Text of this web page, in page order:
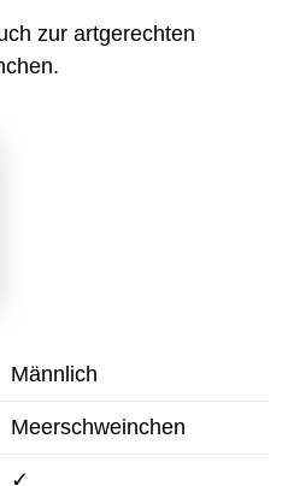
zur artgerechten
Männlich
Meerschweinchen
✓